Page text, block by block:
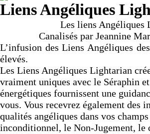
Liens Angéliques
Les liens Angéliques
Canalisés par Jeannine
L’infusion des Liens Angéliques
élevés.
Les Liens Angéliques Lightarian
vraiment uniques avec le Séraphin
énergétiques fournissent une
vous. Vous recevrez également des
qualités angéliques dans vos
inconditionnel, le Non-Jugement, le